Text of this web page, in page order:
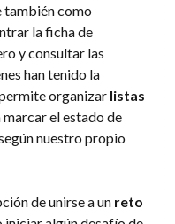
también como
la ficha de
y consultar las
han tenido la
organizar listas
marcar el estado de
nuestro propio
de unirse a un reto